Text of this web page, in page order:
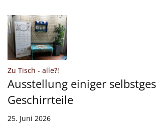
Zu Tisch - alle?!
Ausstellung einiger
Geschirrteile
25. Juni 2026